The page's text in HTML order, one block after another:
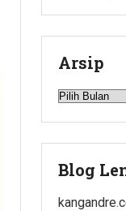
Arsip
Arsip
Blog